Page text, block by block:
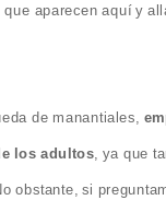
aparecen aquí y
de manantiales,
los adultos , ya que
obstante, si